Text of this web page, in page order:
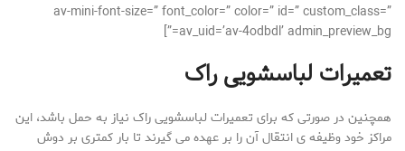
av-mini-font-size=” font_color=” color=” id=” custom_class=”
av_uid=’av-4odbdl’ admin_preview_bg=”]
تعمیرات لباسشویی راک
همچنین در صورتی که برای تعمیرات لباسشویی راک نیاز به حمل باشد، این
مراکز خود وظیفه ی انتقال آن را بر عهده می گیرند تا بار کمتری بر دوش